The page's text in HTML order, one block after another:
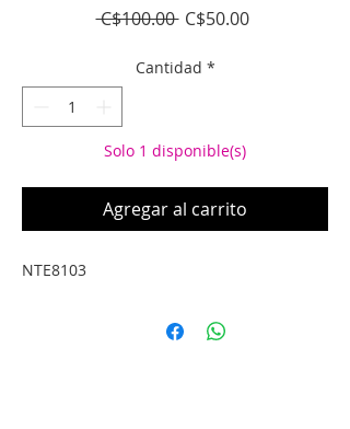
C$100.00 Precio
C$50.00Precio
Cantidad *
Solo 1 disponible(s)
Agregar al carrito
NTE8103